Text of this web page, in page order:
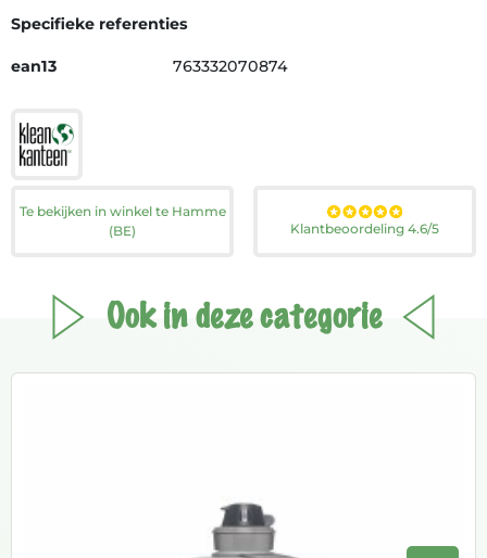
Specifieke referenties
ean13 763332070874
Te bekijken in winkel te Hamme
(BE)
Klantbeoordeling 4.6/5
Ook in deze categorie